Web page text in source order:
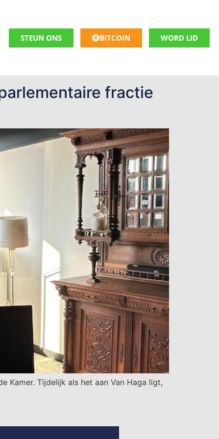
STEUN ONS BITCOIN WORD LID
fractie
Kamer. Tijdelijk als het aan Van Haga ligt,